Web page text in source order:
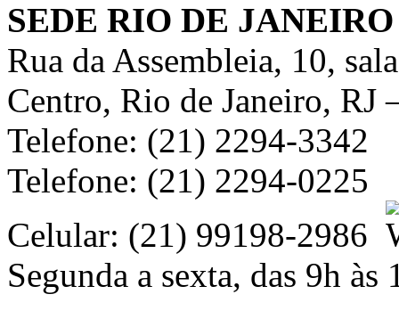
SEDE RIO DE JANEIRO
Rua da Assembleia, 10,
Centro, Rio de Janeiro, RJ
Telefone: (21) 2294-3342
Telefone: (21) 2294-0225
Celular: (21) 99198-2986
Segunda a sexta, das 9h às